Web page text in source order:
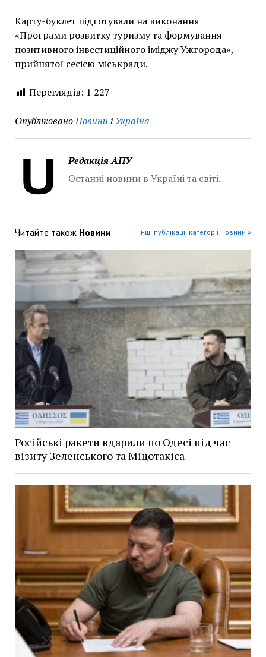
Карту-буклет підготували на виконання
«Програми розвитку туризму та формування
позитивного інвестиційного іміджу Ужгорода»,
прийнятої сесією міськради.
Переглядів: 1 227
ОпублікованоНовини іУкраїна
Редакція АПУ
Останні новини в Україні та світі.
Читайте також Новини Інші публікації категорії Новини »
Російські ракети вдарили по Одесі під час
візиту Зеленського та Міцотакіса